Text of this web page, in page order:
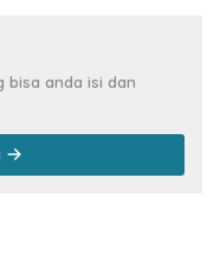
bisa anda isi dan